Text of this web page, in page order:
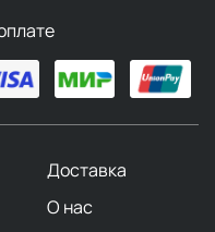
Доставка
О нас